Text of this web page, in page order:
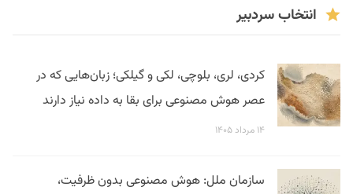
انتخاب سردبیر
کردی، لری، بلوچی، لکی و گیلکی؛ زبان‌هایی که در
عصر هوش مصنوعی برای بقا به داده نیاز دارند
۱۴ مرداد ۱۴۰۵
سازمان ملل: هوش مصنوعی بدون ظرفیت،